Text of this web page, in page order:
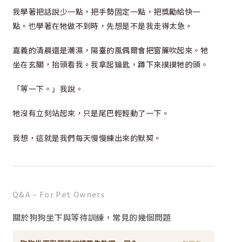
我學著把話說少一點，把手勢固定一點，把獎勵給快一
點。也學著在牠做不到時，先想是不是我走得太急。
嘉義的清晨還是潮濕，陽臺的風偶爾會把窗簾吹起來。牠
坐在玄關，抬頭看我。我拿起鑰匙，蹲下來摸摸牠的頭。
「等一下。」我說。
牠沒有立刻站起來，只是尾巴輕輕動了一下。
我想，這就是我們每天慢慢練出來的默契。
Q&A – For Pet Owners
關於狗狗坐下與等待訓練，常見的幾個問題